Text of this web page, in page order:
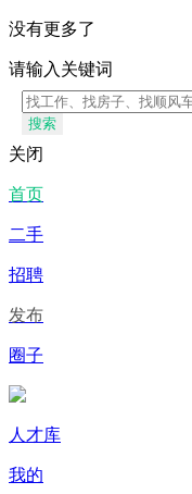
没有更多了
请输入关键词
搜索
关闭
首页
二手
招聘
发布
圈子
人才库
我的